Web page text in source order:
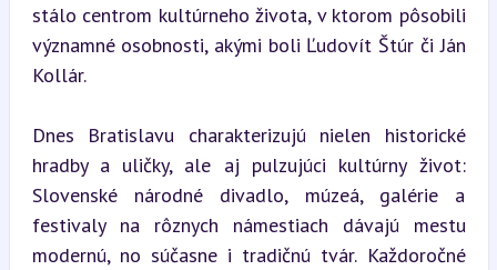
stálo centrom kultúrneho života, v ktorom pôsobili
významné osobnosti, akými boli Ľudovít Štúr či Ján
Kollár.
Dnes Bratislavu charakterizujú nielen historické
hradby a uličky, ale aj pulzujúci kultúrny život:
Slovenské národné divadlo, múzeá, galérie a
festivaly na rôznych námestiach dávajú mestu
modernú, no súčasne i tradičnú tvár. Každoročné